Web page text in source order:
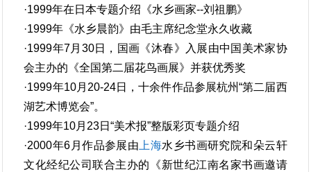
·1999年在日本专题介绍《水乡画家--刘祖鹏》
·1999年《水乡晨韵》由毛主席纪念堂永久收藏
·1999年7月30日，国画《沐春》入展由中国美术家协
会主办的《全国第二届花鸟画展》并获优秀奖
·1999年10月20-24日，十余件作品参展杭州“第二届西
湖艺术博览会”。
·1999年10月23日“美术报”整版彩页专题介绍
·2000年6月作品参展由上海水乡书画研究院和朵云轩
文化经纪公司联合主办的《新世纪江南名家书画邀请